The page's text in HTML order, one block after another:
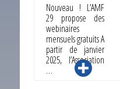
Nouveau ! L’AMF
29 propose des
webinaires
mensuels gratuits A
partir de janvier
2025, l’Association
…